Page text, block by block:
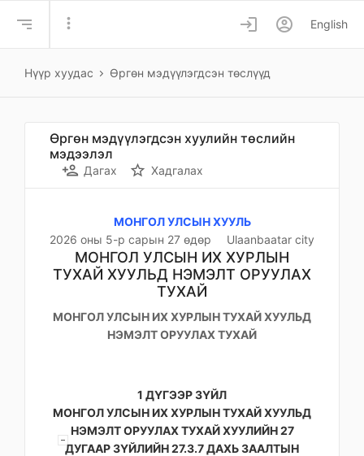
more_vert login account_circle English
Нүүр хуудас Өргөн мэдүүлэгдсэн төслүүд
Өргөн мэдүүлэгдсэн хуулийн төслийн
мэдээлэл
person_add Дагах star_border Хадгалах
МОНГОЛ УЛСЫН ХУУЛЬ
2026 оны 5-р сарын 27 өдөр
Ulaanbaatar city
МОНГОЛ УЛСЫН ИХ ХУРЛЫН
ТУХАЙ ХУУЛЬД НЭМЭЛТ ОРУУЛАХ
ТУХАЙ
МОНГОЛ УЛСЫН ИХ ХУРЛЫН ТУХАЙ ХУУЛЬД
НЭМЭЛТ ОРУУЛАХ ТУХАЙ
1 ДҮГЭЭР ЗҮЙЛ
МОНГОЛ УЛСЫН ИХ ХУРЛЫН ТУХАЙ ХУУЛЬД
НЭМЭЛТ ОРУУЛАХ ТУХАЙ ХУУЛИЙН 27
ДУГААР ЗҮЙЛИЙН 27.3.7 ДАХЬ ЗААЛТЫН